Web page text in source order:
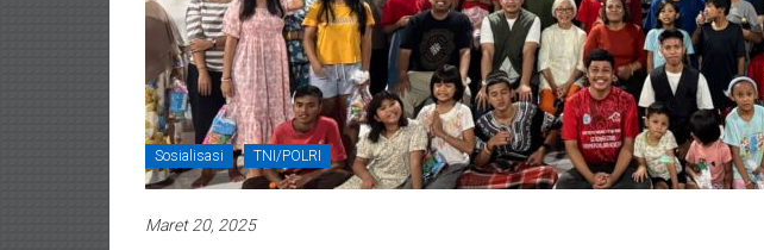
Sosialisasi TNI/POLRI
Maret 20, 2025